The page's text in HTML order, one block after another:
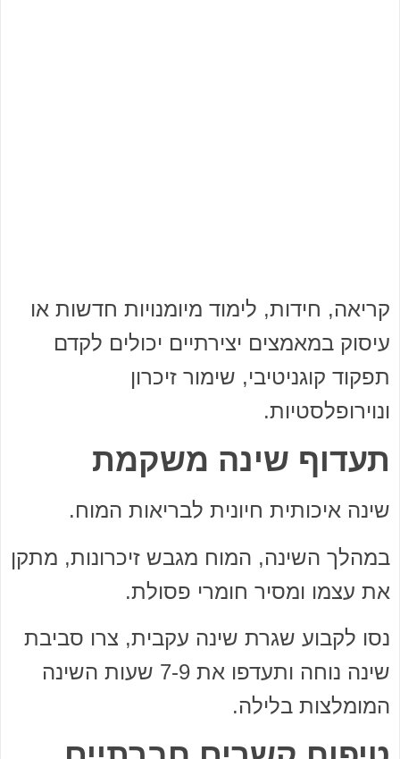
קריאה, חידות, לימוד מיומנויות חדשות או
עיסוק במאמצים יצירתיים יכולים לקדם
תפקוד קוגניטיבי, שימור זיכרון
ונוירופלסטיות.
תעדוף שינה משקמת
שינה איכותית חיונית לבריאות המוח.
במהלך השינה, המוח מגבש זיכרונות, מתקן
את עצמו ומסיר חומרי פסולת.
נסו לקבוע שגרת שינה עקבית, צרו סביבת
שינה נוחה ותעדפו את 7-9 שעות השינה
המומלצות בלילה.